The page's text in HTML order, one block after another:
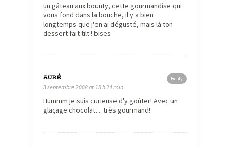
un gâteau aux bounty, cette gourmandise qui
vous fond dans la bouche, il y a bien
longtemps que j'en ai dégusté, mais là ton
dessert fait tilt ! bises
Reply
AURÉ
3 septembre 2008 at 18 h 24 min
Hummm je suis curieuse d'y goûter! Avec un
glaçage chocolat.... très gourmand!